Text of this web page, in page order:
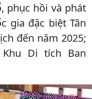
phục hồi và phát
gia đặc biệt Tân
đến năm 2025;
Di tích Ban